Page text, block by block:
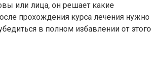
или лица, он решает какие
прохождения курса лечения нужно
в полном избавлении от этого